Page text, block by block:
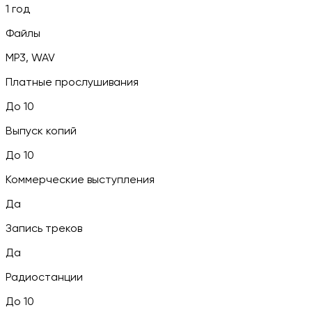
1 год
Файлы
MP3, WAV
Платные прослушивания
До 10
Выпуск копий
До 10
Коммерческие выступления
Да
Запись треков
Да
Радиостанции
До 10